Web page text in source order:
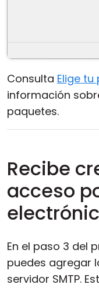
Consulta Elige
información
paquetes.
Recibe
acceso
En el paso 3 del
puedes agregar
servidor SMTP.